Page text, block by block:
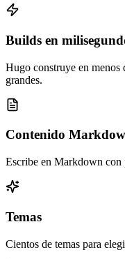
Builds en
Hugo construye en menos
grandes.
Contenido
Escribe en Markdown con
Temas
Cientos de temas para